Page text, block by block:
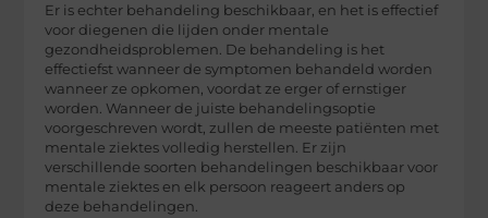
Er is echter behandeling beschikbaar, en het is effectief
voor diegenen die lijden onder mentale
gezondheidsproblemen. De behandeling is het
effectiefst wanneer de symptomen behandeld worden
wanneer ze opkomen, voordat ze erger of ernstiger
worden. Wanneer de juiste behandelingsoptie
voorgeschreven wordt, zullen de meeste patiënten met
mentale ziektes volledig herstellen. Er zijn
verschillende soorten behandelingen beschikbaar voor
mentale ziektes en elk persoon reageert anders op
deze behandelingen.